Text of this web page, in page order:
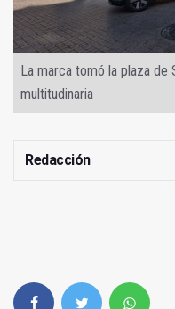
La marca tomó la plaza de
multitudinaria
Redacción